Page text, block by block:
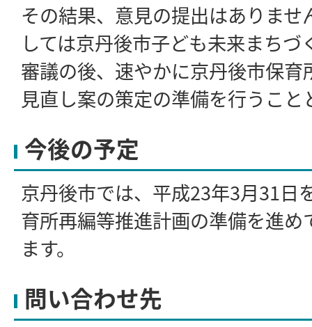
その結果、意見の提出はありませ
しては京丹後市子ども未来まち
審議の後、速やかに京丹後市保
見直し案の策定の準備を行うこと
今後の予定
京丹後市では、平成23年3月31日
育所再編等推進計画の準備を進
ます。
問い合わせ先